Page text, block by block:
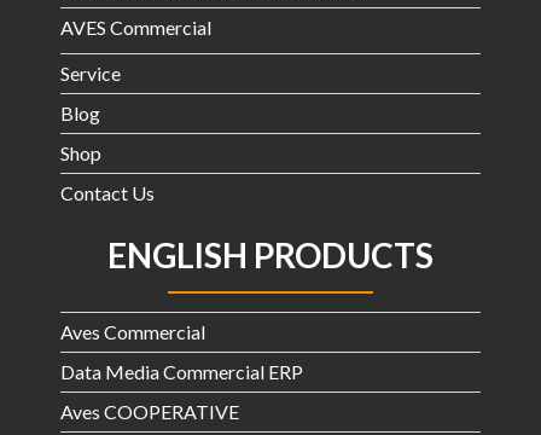
AVES Commercial
Service
Blog
Shop
Contact Us
ENGLISH PRODUCTS
Aves Commercial
Data Media Commercial ERP
Aves COOPERATIVE